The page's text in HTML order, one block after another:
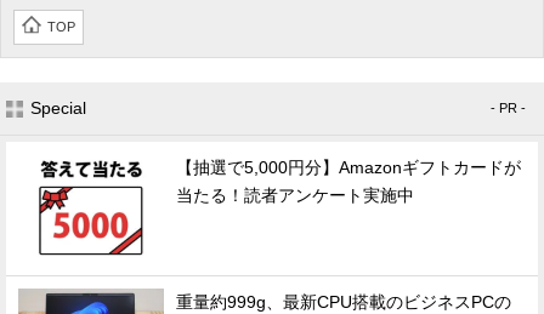
TOP
Special - PR -
【抽選で5,000円分】Amazonギフトカードが
当たる！読者アンケート実施中
重量約999g、最新CPU搭載のビジネスPCの